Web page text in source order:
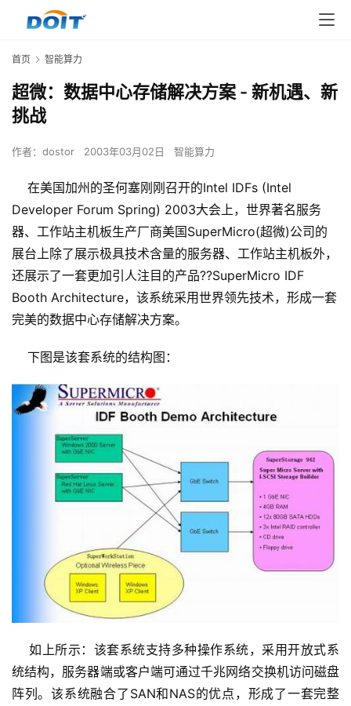
首页 智能算力
超微：数据中心存储解决方案 - 新机遇、新
挑战
作者： dostor 2003年03月02日 智能算力
在美国加州的圣何塞刚刚召开的Intel IDFs (Intel
Developer Forum Spring) 2003大会上，世界著名服务
器、工作站主机板生产厂商美国SuperMicro(超微)公司的
展台上除了展示极具技术含量的服务器、工作站主机板外，
还展示了一套更加引人注目的产品??SuperMicro IDF
Booth Architecture，该系统采用世界领先技术，形成一套
完美的数据中心存储解决方案。
下图是该套系统的结构图：
如上所示：该套系统支持多种操作系统，采用开放式系
统结构，服务器端或客户端可通过千兆网络交换机访问磁盘
阵列。该系统融合了SAN和NAS的优点，形成了一套完整